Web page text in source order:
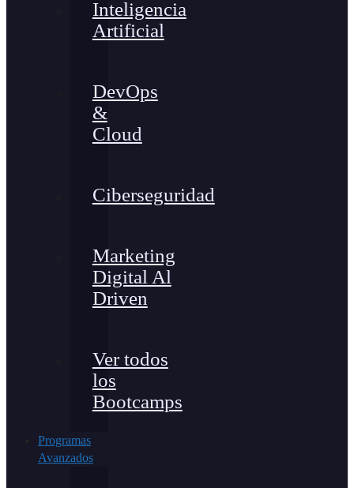
Inteligencia
Artificial
DevOps
&
Cloud
Ciberseguridad
Marketing
Digital Al
Driven
Ver todos
los
Bootcamps
Programas
Avanzados